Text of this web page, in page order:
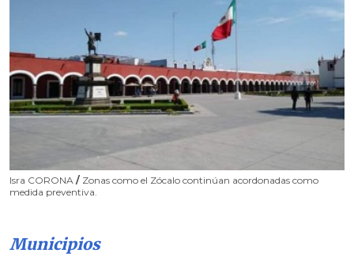
Isra CORONA / Zonas como el Zócalo continúan acordonadas como
medida preventiva.
Municipios